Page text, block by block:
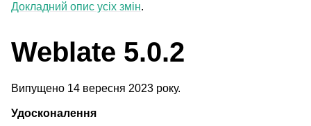
Докладний опис усіх змін.
Weblate 5.0.2
Випущено 14 вересня 2023 року.
Удосконалення